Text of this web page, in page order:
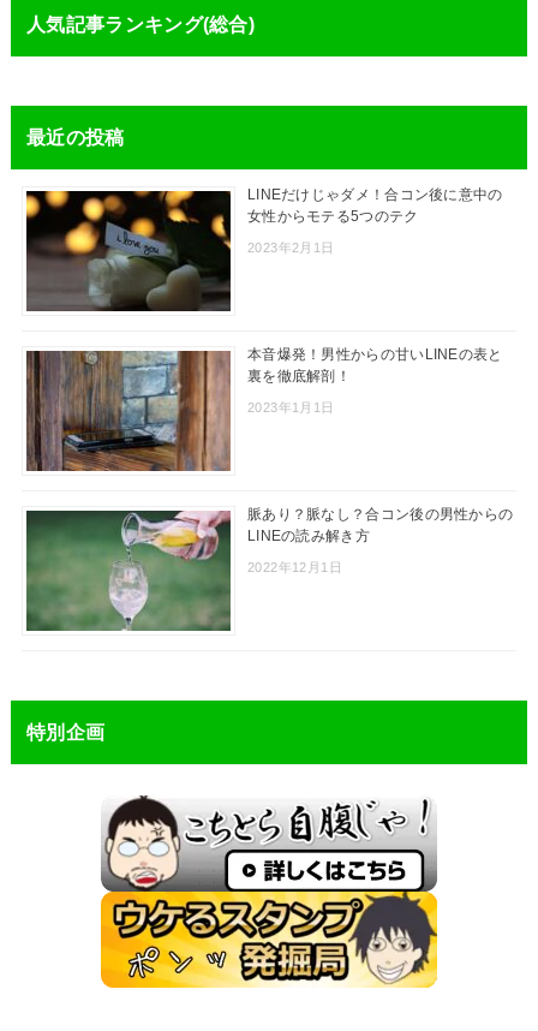
人気記事ランキング(総合)
最近の投稿
LINEだけじゃダメ！合コン後に意中の
女性からモテる5つのテク
2023年2月1日
本音爆発！男性からの甘いLINEの表と
裏を徹底解剖！
2023年1月1日
脈あり？脈なし？合コン後の男性からの
LINEの読み解き方
2022年12月1日
特別企画